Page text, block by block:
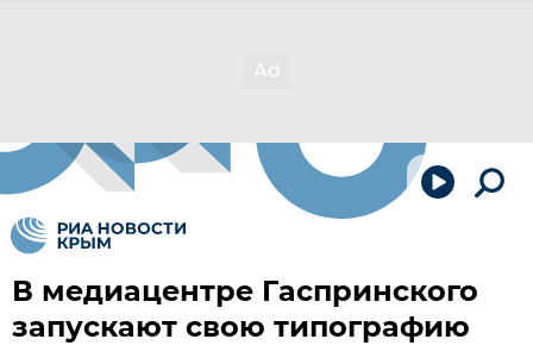
В медиацентре Гаспринского
запускают свою типографию